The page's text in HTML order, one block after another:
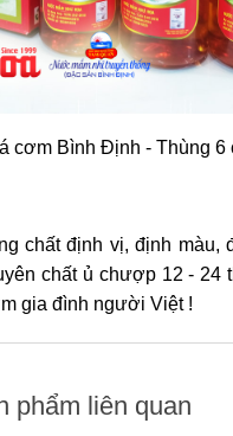
cơm Bình Định - Thùng 6
chất định vị, định
chất ủ chượp 12 - 24
gia đình người Việt !
phẩm liên quan